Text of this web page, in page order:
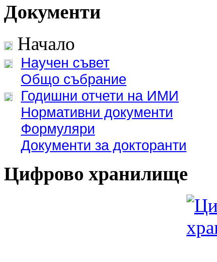
Документи
Начало
Научен съвет
Общо събрание
Годишни отчети на ИМИ
Нормативни документи
Формуляри
Документи за докторанти
Цифрово хранилище